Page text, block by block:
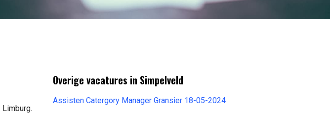
Overige vacatures in Simpelveld
Assisten Catergory Manager Gransier 18-05-2024